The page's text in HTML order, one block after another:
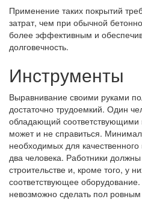
Применение таких покрытий
затрат, чем при обычной
более эффективным и
долговечность.
Инструменты
Выравнивание своими руками
достаточно трудоемкий. Один
обладающий соответствующими
может и не справиться.
необходимых для
два человека. Работники
строительстве и, кроме того, у
соответствующее
невозможно сделать пол ровным